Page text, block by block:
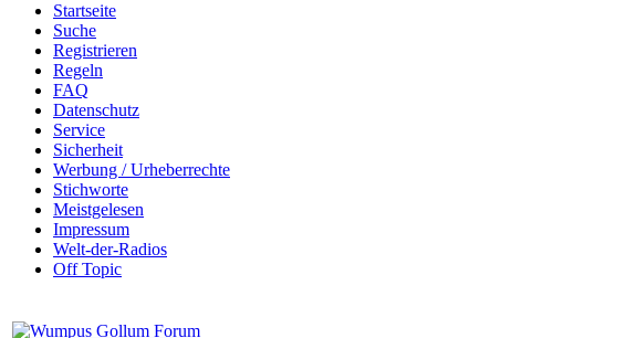
Startseite
Suche
Registrieren
Regeln
FAQ
Datenschutz
Service
Sicherheit
Werbung / Urheberrechte
Stichworte
Meistgelesen
Impressum
Welt-der-Radios
Off Topic